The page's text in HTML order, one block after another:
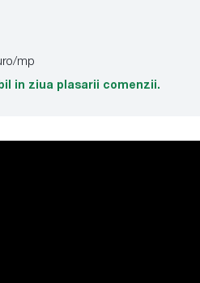
mp
in ziua plasarii comenzii.